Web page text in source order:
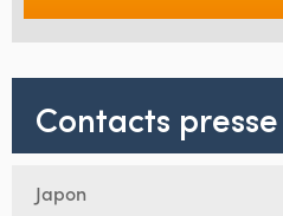
Contacts presse
Japon